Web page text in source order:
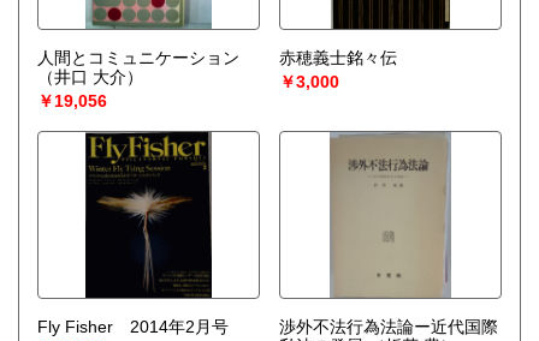
人間とコミュニケーション
（井口 大介）
￥19,056
赤穂義士銘々伝
￥3,000
Fly Fisher 2014年2月号
渉外不法行為法論ー近代国際